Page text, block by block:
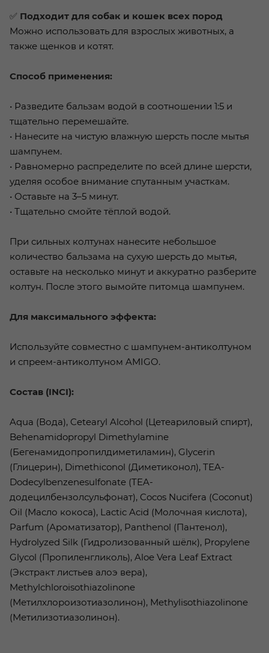
✅ Подходит для собак и кошек всех пород
Можно использовать для взрослых животных, а
также щенков и котят.
Способ применения:
• Разведите бальзам водой в соотношении 1:5 и
тщательно перемешайте.
• Нанесите на чистую влажную шерсть после мытья
шампунем.
• Равномерно распределите по всей длине шерсти,
уделяя особое внимание спутанным участкам.
• Оставьте на 3–5 минут.
• Тщательно смойте тёплой водой.
При сильных колтунах нанесите небольшое
количество бальзама на сухую шерсть до мытья,
оставьте на несколько минут и аккуратно разберите
колтун. После этого вымойте питомца шампунем.
Для максимального эффекта:
Используйте совместно с шампунем-антиколтуном
и спреем-антиколтуном AMIGO.
Состав (INCI):
Aqua (Вода), Cetearyl Alcohol (Цетеариловый спирт),
Behenamidopropyl Dimethylamine
(Бегенамидопропилдиметиламин), Glycerin
(Глицерин), Dimethiconol (Диметиконол), TEA-
Dodecylbenzenesulfonate (TEA-
додецилбензолсульфонат), Cocos Nucifera (Coconut)
Oil (Масло кокоса), Lactic Acid (Молочная кислота),
Parfum (Ароматизатор), Panthenol (Пантенол),
Hydrolyzed Silk (Гидролизованный шёлк), Propylene
Glycol (Пропиленгликоль), Aloe Vera Leaf Extract
(Экстракт листьев алоэ вера),
Methylchloroisothiazolinone
(Метилхлороизотиазолинон), Methylisothiazolinone
(Метилизотиазолинон).